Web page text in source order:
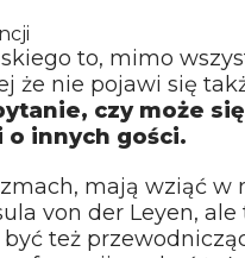
to, mimo
że nie pojawi się
czy może
o innych gości.
mają wziąć w
von der Leyen, ale
też